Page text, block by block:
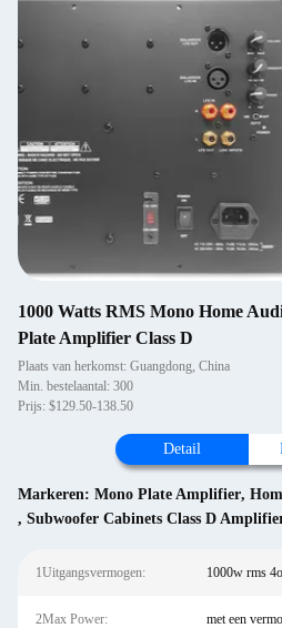
1000 Watts RMS Mono Home
Plate Amplifier Class D
Plaats van herkomst: Guangdong, China
Min. bestelaantal: 300
Prijs: $129.50-138.50
Detail
Markeren: Mono Plate Amplifier,
, Subwoofer Cabinets Class D
1Uitgangsvermogen: 1000w rms
2Max Power: met een